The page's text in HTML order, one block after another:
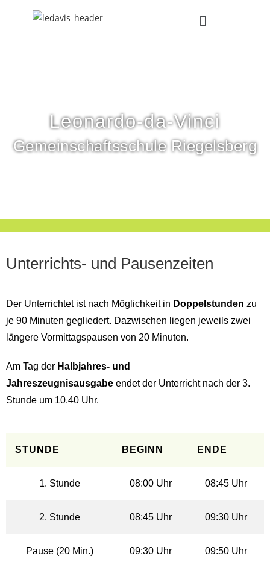
Leonardo-da-Vinci
Gemeinschaftsschule Riegelsberg
Unterrichts- und Pausenzeiten
Der Unterrichtet ist nach Möglichkeit in Doppelstunden zu
je 90 Minuten gegliedert. Dazwischen liegen jeweils zwei
längere Vormittagspausen von 20 Minuten.
Am Tag der Halbjahres- und
Jahreszeugnisausgabe endet der Unterricht nach der 3.
Stunde um 10.40 Uhr.
STUNDE BEGINN ENDE
1. Stunde 08:00 Uhr 08:45 Uhr
2. Stunde 08:45 Uhr 09:30 Uhr
Pause (20 Min.) 09:30 Uhr 09:50 Uhr